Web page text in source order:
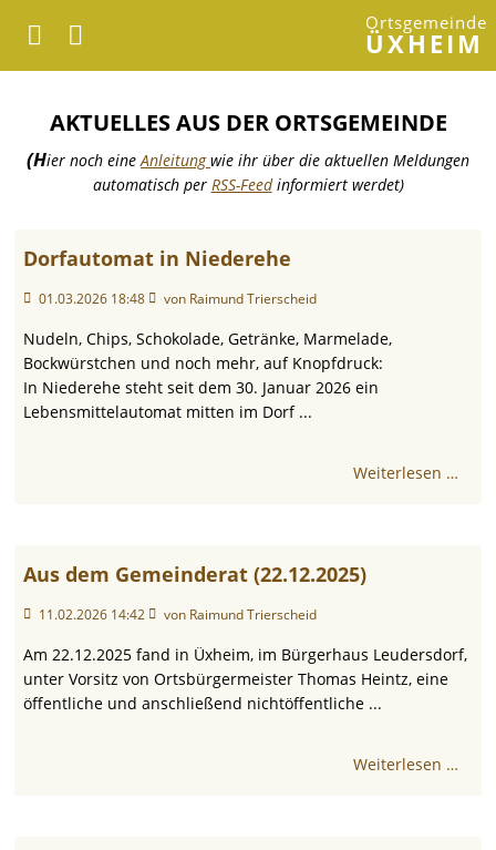
Ortsgemeinde
ÜXHEIM
AKTUELLES AUS DER ORTSGEMEINDE
(Hier noch eine Anleitungwie ihr über die aktuellen Meldungen
automatisch per RSS-Feedinformiert werdet)
Dorfautomat in Niederehe
01.03.2026 18:48 von Raimund Trierscheid
Nudeln, Chips, Schokolade, Getränke, Marmelade,
Bockwürstchen und noch mehr, auf Knopfdruck:
In Niederehe steht seit dem 30. Januar 2026 ein
Lebensmittelautomat mitten im Dorf ...
Weiterlesen …
Aus dem Gemeinderat (22.12.2025)
11.02.2026 14:42 von Raimund Trierscheid
Am 22.12.2025 fand in Üxheim, im Bürgerhaus Leudersdorf,
unter Vorsitz von Ortsbürgermeister Thomas Heintz, eine
öffentliche und anschließend nichtöffentliche ...
Weiterlesen …